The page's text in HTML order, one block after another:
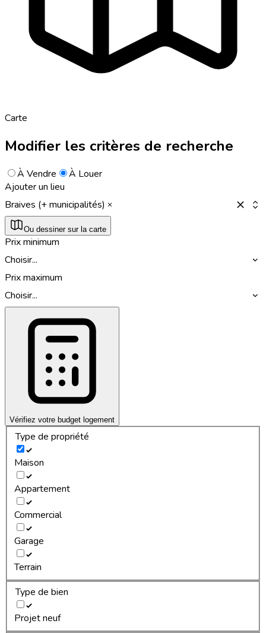
Carte
Modifier les critères de recherche
À Vendre
À Louer
Ajouter un lieu
Braives (+ municipalités)
Ou dessiner sur la carte
Prix minimum
Choisir...
Prix maximum
Choisir...
Vérifiez votre budget logement
Type de propriété
Maison
Appartement
Commercial
Garage
Terrain
Type de bien
Projet neuf